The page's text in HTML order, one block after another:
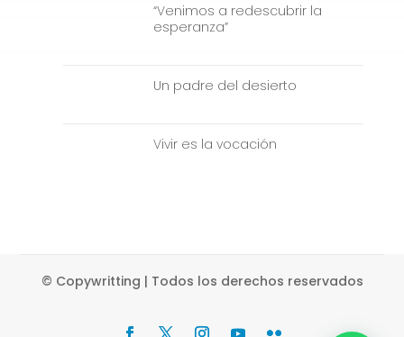
“Venimos a redescubrir la
esperanza”
Un padre del desierto
Vivir es la vocación
© Copywritting | Todos los derechos reservados